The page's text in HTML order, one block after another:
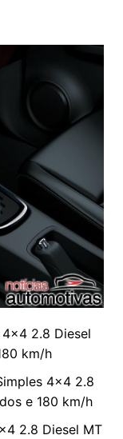
2.8 Diesel
km/h
4×4 2.8
e 180 km/h
2.8 Diesel MT